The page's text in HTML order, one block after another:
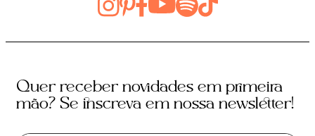
Quer receber novidades em primeira
mão? Se inscreva em nossa newsletter!